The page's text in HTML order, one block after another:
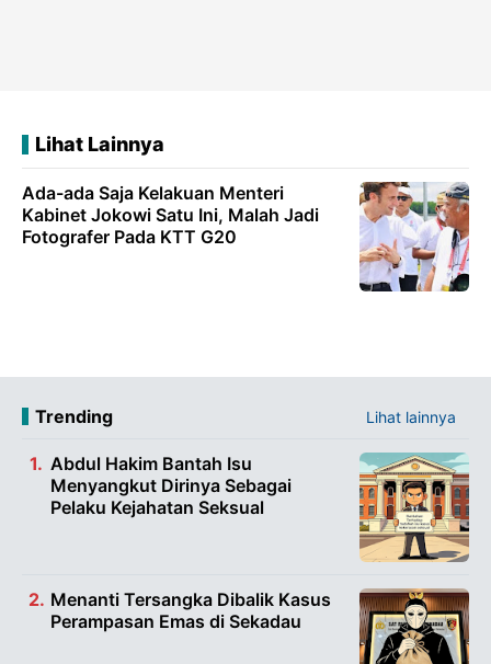
Lihat Lainnya
Ada-ada Saja Kelakuan Menteri
Kabinet Jokowi Satu Ini, Malah Jadi
Fotografer Pada KTT G20
Trending Lihat lainnya
Abdul Hakim Bantah Isu
Menyangkut Dirinya Sebagai
Pelaku Kejahatan Seksual
Menanti Tersangka Dibalik Kasus
Perampasan Emas di Sekadau